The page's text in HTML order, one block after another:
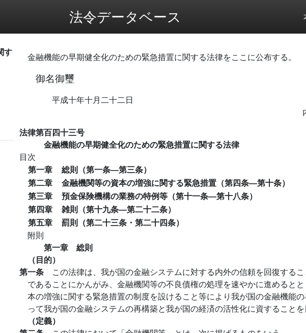
法令データベース
す
金融機能の早期健全化のための緊急措置に関する法律をここに公布する。
御名御璽
平成十年十月二十二日
法律第百四十三号
金融機能の早期健全化のための緊急措置に関する法律
目次
第一章
総則（第一条―第三条）
第二章
金融機関等の資本の増強に関する緊急措置（第四条―第十条）
第三章
預金保険機構の業務の特例等（第十一条―第十八条）
第四章
雑則（第十九条―第二十二条）
第五章
罰則（第二十三条・第二十四条）
附則
第一章 総則
（目的）
第一条 この法律は、我が国の金融システムに対する内外の信頼を回復する
であることにかんがみ、金融機関等の不良債権の処理を速やかに進めると
本の増強に関する緊急措置の制度を設けること等により我が国の金融機能
って我が国の金融システムの再構築と我が国の経済の活性化に資することを
（定義）